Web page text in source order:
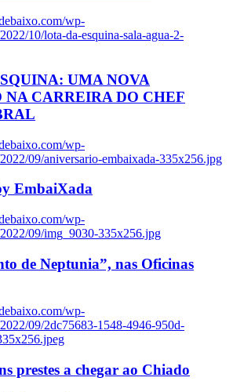
wp-
10/lota-da-esquina-sala-agua-2-
UMA NOVA
NA CARREIRA DO CHEF
wp-
09/aniversario-embaixada-335x256.jpg
EmbaiXada
wp-
09/img_9030-335x256.jpg
de Neptunia”, nas Oficinas
wp-
09/2dc75683-1548-4946-950d-
prestes a chegar ao Chiado